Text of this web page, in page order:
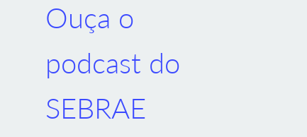
Ouça o
podcast do
SEBRAE